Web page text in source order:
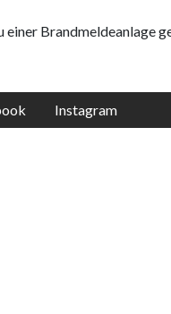
Brandmeldeanlage
Instagram